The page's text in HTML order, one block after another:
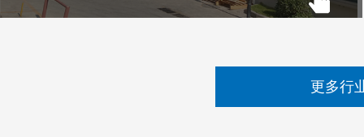
更多行